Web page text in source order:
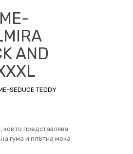
AND
SEDUCE TEDDY
представлява
гума и плътна мека